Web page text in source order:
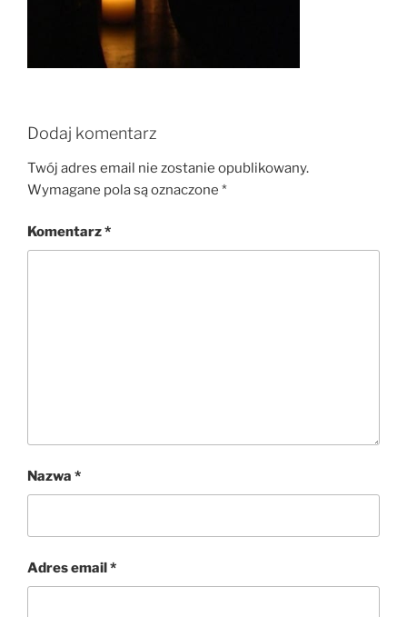
Dodaj komentarz
Twój adres email nie zostanie opublikowany.
Wymagane pola są oznaczone *
Komentarz*
Nazwa *
Adres email*